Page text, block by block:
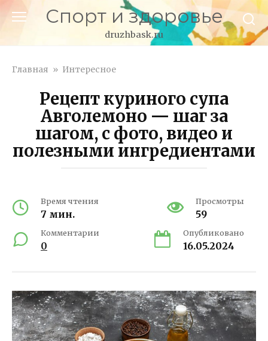
Спорт и здоровье
druzhbask.ru
Главная » Интересное
Рецепт куриного супа
Авголемоно — шаг за
шагом, с фото, видео и
полезными ингредиентами
Время чтения
7 мин.
Просмотры
59
Комментарии
0
Опубликовано
16.05.2024